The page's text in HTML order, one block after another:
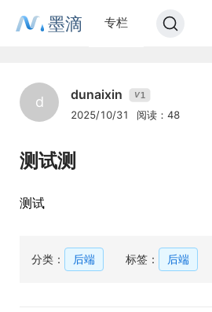
墨滴 专栏
d dunaixin V1
2025/10/31 阅读：48
测试测
测试
分类： 后端 标签： 后端